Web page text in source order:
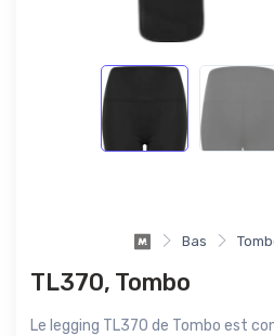
Bas
TL370, Tombo
Le legging TL370 de Tombo est